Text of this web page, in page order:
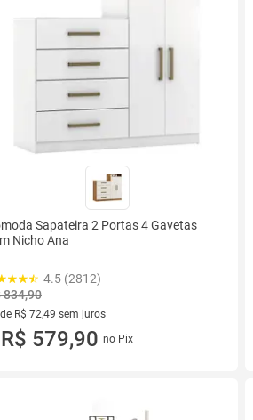
Sapateira 2 Portas 4 Gavetas
Nicho Ana
4.5 (2812)
834,90
R$ 72,49 sem juros
de R$ 72,49 sem juros
R$ 579,90 no Pix